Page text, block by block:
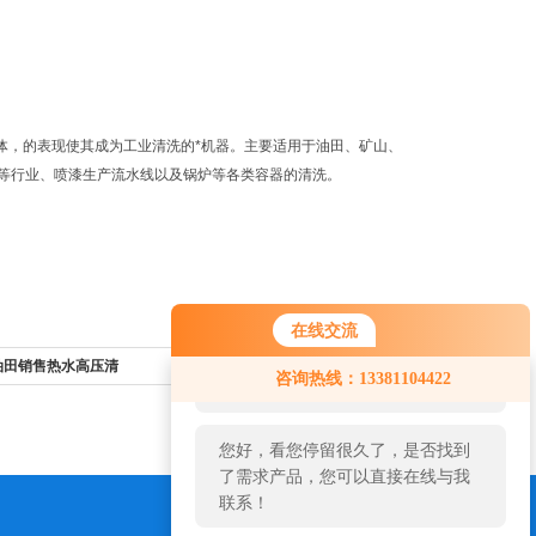
在线交流
咨询热线：13381104422
您好！欢迎前来咨询，很高兴为您
服务，请问您要咨询什么问题呢？
您好，看您停留很久了，是否找到
了需求产品，您可以直接在线与我
联系！
的表现使其成为工业清洗的*机器。主要适用于油田、矿山、
业、喷漆生产流水线以及锅炉等各类容器的清洗。
销售热水高压清 返回列表>>